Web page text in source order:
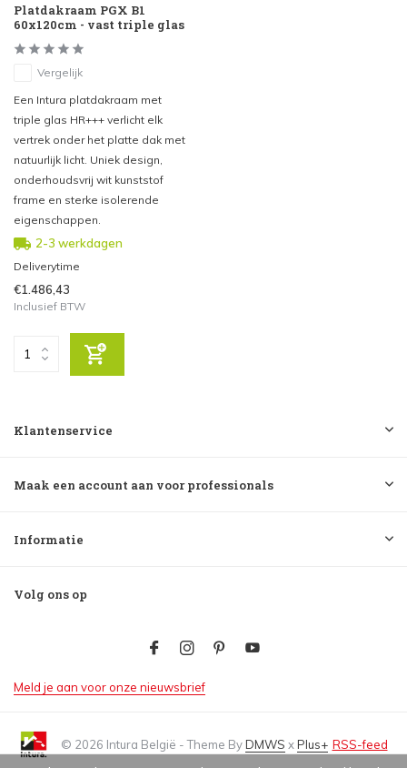
Platdakraam PGX B1
60x120cm - vast triple glas
Vergelijk
Een Intura platdakraam met
triple glas HR+++ verlicht elk
vertrek onder het platte dak met
natuurlijk licht. Uniek design,
onderhoudsvrij wit kunststof
frame en sterke isolerende
eigenschappen.
2-3 werkdagen
Deliverytime
€1.486,43
Inclusief BTW
Klantenservice
Maak een account aan voor professionals
Informatie
Volg ons op
Meld je aan voor onze nieuwsbrief
© 2026 Intura België - Theme ByDMWS xPlus+ RSS-feed